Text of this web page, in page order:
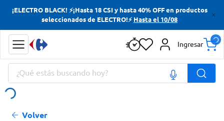
¡ELECTRO BLACK! ⚡¡Hasta 18 CSI y hasta 40% OFF en productos
seleccionados de ELECTRO!⚡ Hasta el 10/08
Ingresar
¿Qué estás buscando hoy?
Volver
Términos más buscados
Yerba
Términos más buscados
Yerba
Cerveza
Doves
Papas Fritas